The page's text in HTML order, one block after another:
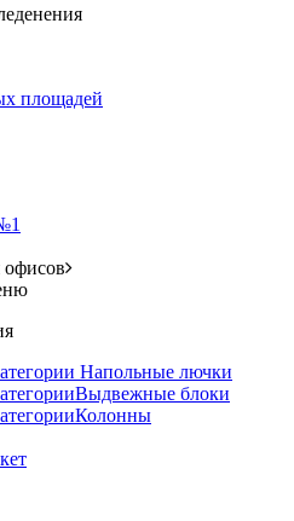
площадей
Напольные лючки
Выдвежные блоки
Колонны